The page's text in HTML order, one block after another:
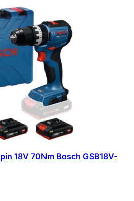
18V 70Nm Bosch GSB18V-